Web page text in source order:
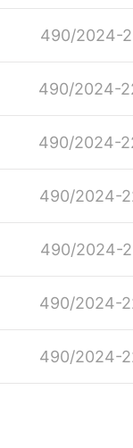
490/2024-
490/2024-
490/2024-
490/2024-
490/2024-
490/2024-
490/2024-